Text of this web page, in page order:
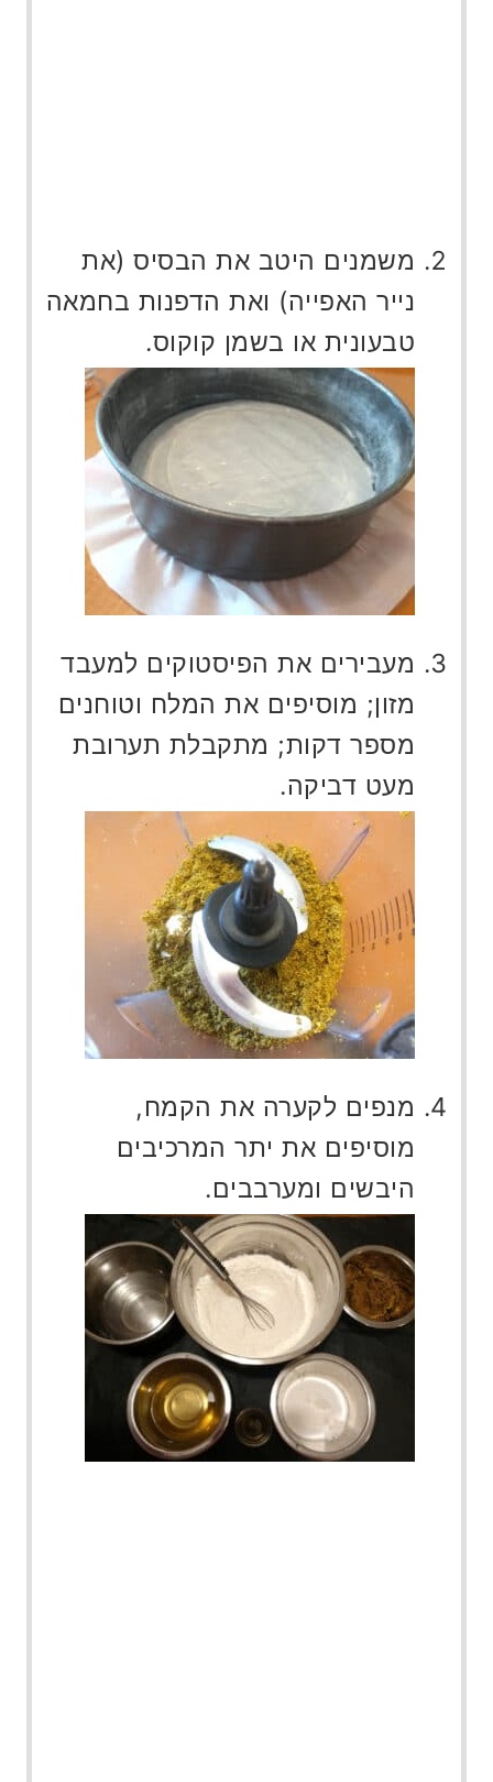
משמנים היטב את הבסיס (את
נייר האפייה) ואת הדפנות בחמאה
טבעונית או בשמן קוקוס.
מעבירים את הפיסטוקים למעבד
מזון; מוסיפים את המלח וטוחנים
מספר דקות; מתקבלת תערובת
מעט דביקה.
מנפים לקערה את הקמח,
מוסיפים את יתר המרכיבים
היבשים ומערבבים.